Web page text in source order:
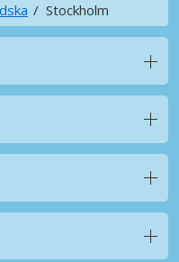
Stockholm